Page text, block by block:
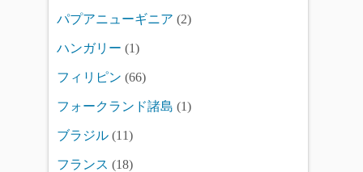
パプアニューギニア (2)
ハンガリー (1)
フィリピン (66)
フォークランド諸島 (1)
ブラジル (11)
フランス (18)